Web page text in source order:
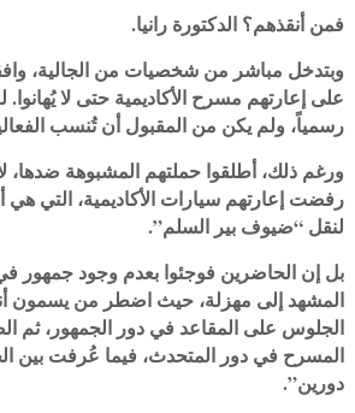
فمن أنقذهم؟ الدكتورة رانيا.
وبتدخل مباشر من شخصيات من الجالية،
على إعارتهم مسرح الأكاديمية حتى لا يُهانوا.
رسمياً، ولم يكن من المقبول أن تُنسب
ورغم ذلك، أطلقوا حملتهم المشبوهة ضدها،
رفضت إعارتهم سيارات الأكاديمية، التي
لنقل “ضيوف بير السلم”.
بل إن الحاضرين فوجئوا بعدم وجود جمهور
المشهد إلى مهزلة، حيث اضطر من يسمون
الجلوس على المقاعد في دور الجمهور، ثم
المسرح في دور المتحدث، فيما عُرفت بين
دورين”.